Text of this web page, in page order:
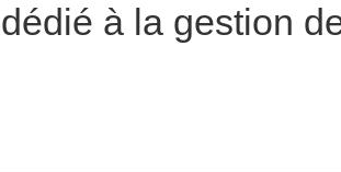
à la gestion